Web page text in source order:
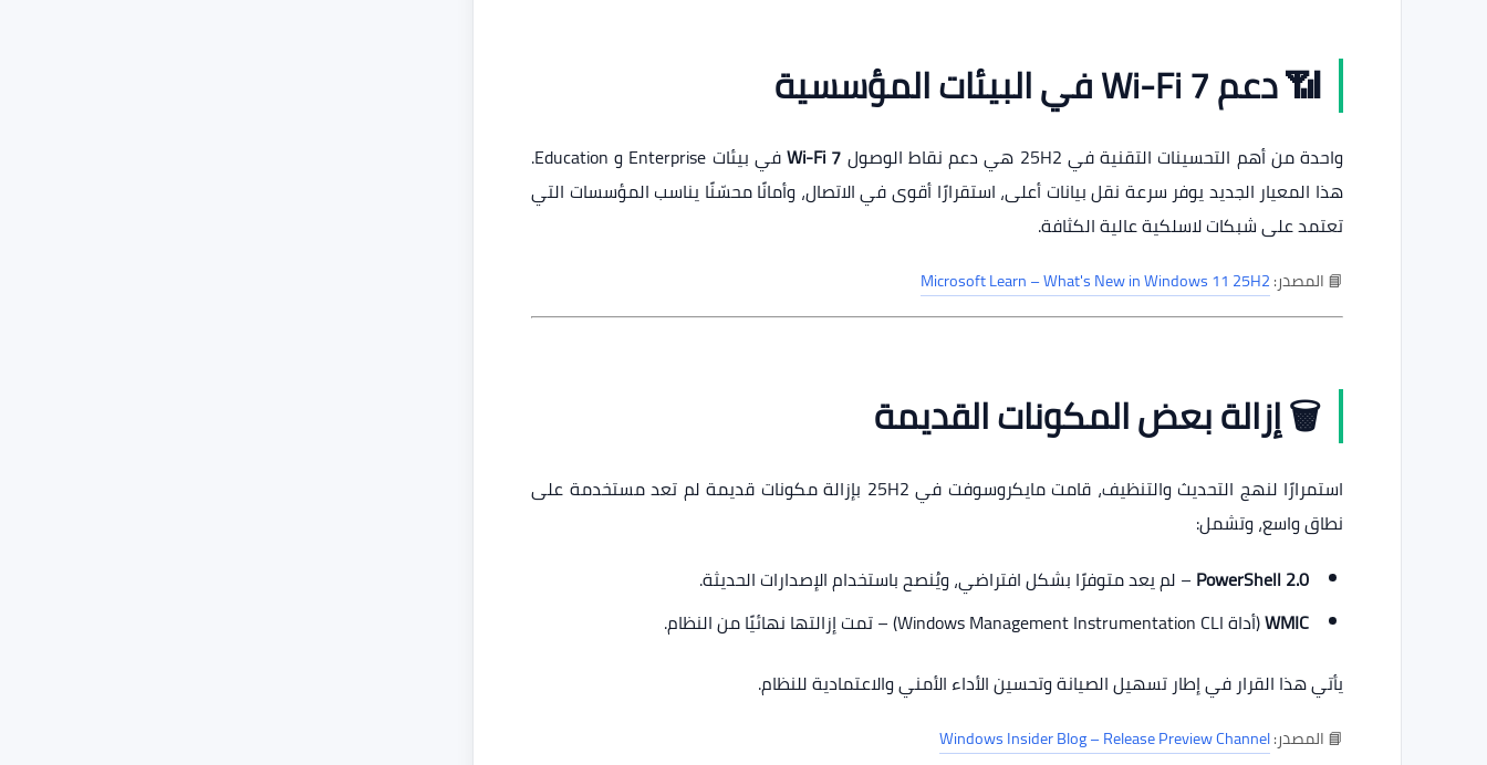
📶 دعم Wi-Fi 7 في البيئات المؤسسية
واحدة من أهم التحسينات التقنية في 25H2 هي دعم نقاط الوصول Wi-Fi 7
في بيئات Enterprise و Education.
هذا المعيار الجديد يوفر سرعة نقل بيانات أعلى، استقرارًا أقوى في الاتصال، وأمانًا محسّنًا يناسب المؤسسات التي
تعتمد على شبكات لاسلكية عالية الكثافة.
📘 المصدر:Microsoft Learn – What's New in Windows 11 25H2
🗑️ إزالة بعض المكونات القديمة
استمرارًا لنهج التحديث والتنظيف، قامت مايكروسوفت في 25H2 بإزالة مكونات قديمة لم تعد مستخدمة على
نطاق واسع، وتشمل:
PowerShell 2.0 – لم يعد متوفرًا بشكل افتراضي، ويُنصح باستخدام الإصدارات الحديثة.
WMIC(أداة Windows Management Instrumentation CLI) – تمت إزالتها نهائيًا من النظام.
يأتي هذا القرار في إطار تسهيل الصيانة وتحسين الأداء الأمني والاعتمادية للنظام.
📘 المصدر:Windows Insider Blog – Release Preview Channel